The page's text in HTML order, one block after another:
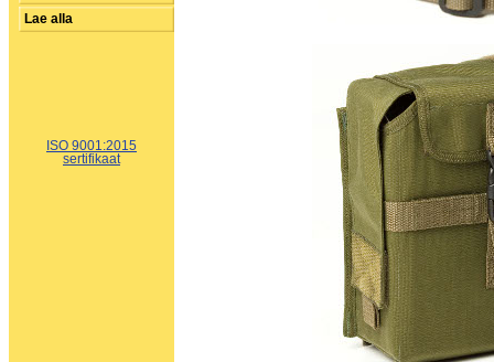
Lae alla
ISO 9001:2015
sertifikaat